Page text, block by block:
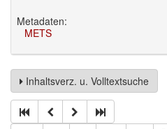
Metadaten:
METS
Inhaltsverz. u. Volltextsuche